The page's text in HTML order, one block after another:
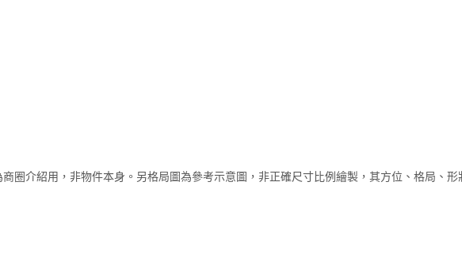
圈介紹用，非物件本身。另格局圖為參考示意圖，非正確尺寸比例繪製，其方位、格局、形